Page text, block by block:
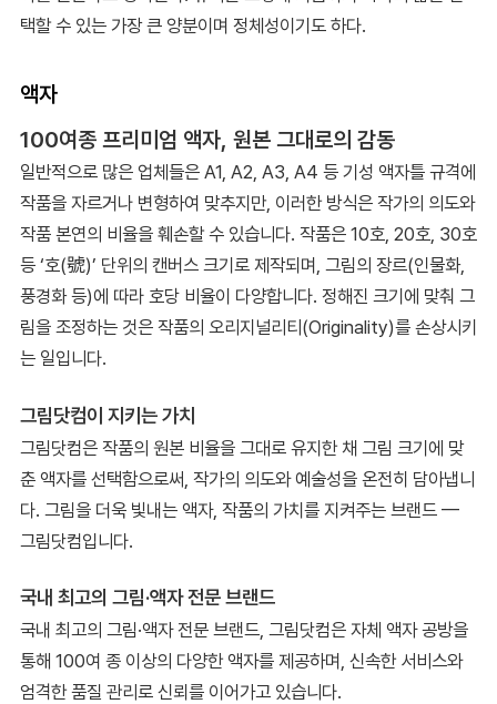
택할 수 있는 가장 큰 양분이며 정체성이기도 하다.
액자
100여종 프리미엄 액자, 원본 그대로의 감동
일반적으로 많은 업체들은 A1, A2, A3, A4 등 기성 액자틀 규격에
작품을 자르거나 변형하여 맞추지만, 이러한 방식은 작가의 의도와
작품 본연의 비율을 훼손할 수 있습니다. 작품은 10호, 20호, 30호
등 ‘호(號)’ 단위의 캔버스 크기로 제작되며, 그림의 장르(인물화,
풍경화 등)에 따라 호당 비율이 다양합니다. 정해진 크기에 맞춰 그
림을 조정하는 것은 작품의 오리지널리티(Originality)를 손상시키
는 일입니다.
그림닷컴이 지키는 가치
그림닷컴은 작품의 원본 비율을 그대로 유지한 채 그림 크기에 맞
춘 액자를 선택함으로써, 작가의 의도와 예술성을 온전히 담아냅니
다. 그림을 더욱 빛내는 액자, 작품의 가치를 지켜주는 브랜드 —
그림닷컴입니다.
국내 최고의 그림·액자 전문 브랜드
국내 최고의 그림·액자 전문 브랜드, 그림닷컴은 자체 액자 공방을
통해 100여 종 이상의 다양한 액자를 제공하며, 신속한 서비스와
엄격한 품질 관리로 신뢰를 이어가고 있습니다.